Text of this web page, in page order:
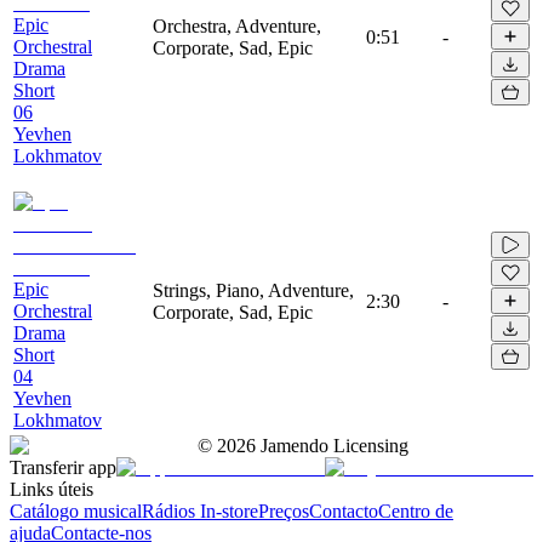
Epic
Orchestral
Drama
Short
06
Yevhen
Lokhmatov
Orchestra, Adventure,
Corporate, Sad, Epic
0:51 -
Epic
Orchestral
Drama
Short
04
Yevhen
Lokhmatov
Strings, Piano, Adventure,
Corporate, Sad, Epic
2:30 -
© 2026 Jamendo Licensing
Transferir app
Links úteis
Catálogo musicalRádios In-storePreçosContactoCentro de
ajudaContacte-nos